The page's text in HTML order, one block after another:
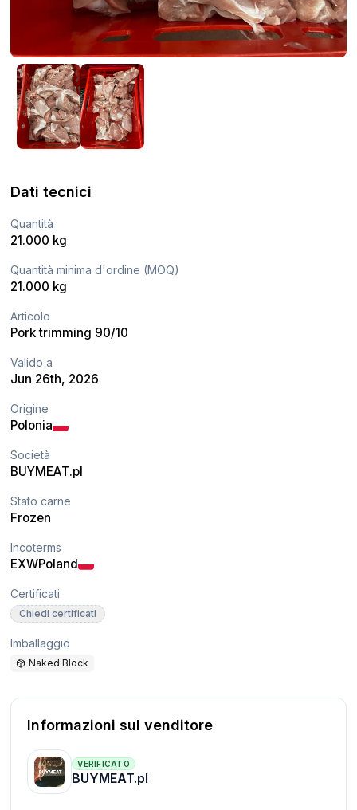
Dati tecnici
Quantità
21.000 kg
Quantità minima d'ordine (MOQ)
21.000 kg
Articolo
Pork trimming 90/10
Valido a
Jun 26th, 2026
Origine
Polonia
Società
BUYMEAT.pl
Stato carne
Frozen
Incoterms
EXWPoland
Certificati
Chiedi certificati
Imballaggio
Naked Block
Informazioni sul venditore
VERIFICATO
BUYMEAT.pl